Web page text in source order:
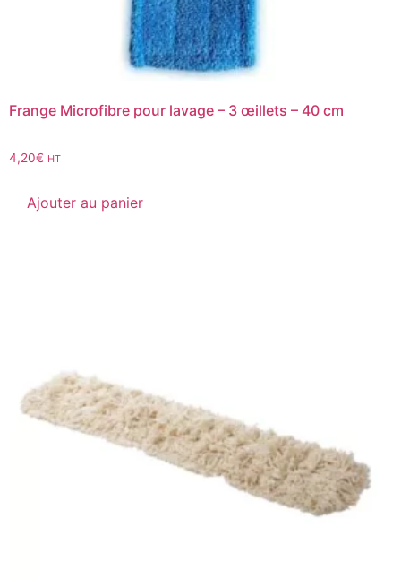
Frange Microfibre pour lavage – 3 œillets – 40 cm
4,20€ HT
Ajouter au panier